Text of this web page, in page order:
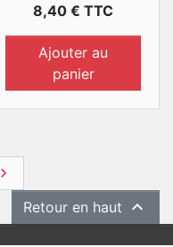
Prix
8,40 € TTC
Ajouter au
panier
Suivant

Retour en haut 